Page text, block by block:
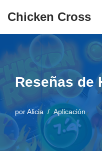
contenido
Chicken Cross
Reseñas de
porAlicia Aplicación